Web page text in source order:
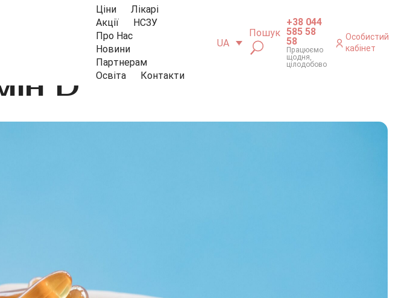
Ціни
Лікарі
Акції
НСЗУ
Про Нас
Новини
Партнерам
Освіта
Контакти
UA
Пошук
+38 044
585 58
58
Працюємо
щодня,
цілодобово
Особистий
кабінет
D